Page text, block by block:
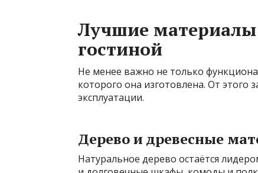
Лучшие
гостиной
Не менее важно не только
которого она изготовлена. От этого
эксплуатации.
Дерево и древесные
Натуральное дерево остаётся